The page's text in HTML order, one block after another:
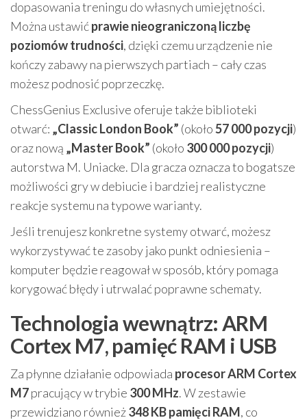
dopasowania treningu do własnych umiejętności.
Można ustawićprawie nieograniczoną liczbę
poziomów trudności, dzięki czemu urządzenie nie
kończy zabawy na pierwszych partiach – cały czas
możesz podnosić poprzeczkę.
ChessGenius Exclusive oferuje także biblioteki
otwarć: „Classic London Book” (około57 000 pozycji)
oraz nową „Master Book” (około 300 000 pozycji)
autorstwa M. Uniacke. Dla gracza oznacza to bogatsze
możliwości gry w debiucie i bardziej realistyczne
reakcje systemu na typowe warianty.
Jeśli trenujesz konkretne systemy otwarć, możesz
wykorzystywać te zasoby jako punkt odniesienia –
komputer będzie reagował w sposób, który pomaga
korygować błędy i utrwalać poprawne schematy.
Technologia wewnątrz: ARM
Cortex M7, pamięć RAM i USB
Za płynne działanie odpowiada procesor ARM Cortex
M7pracujący w trybie 300 MHz. W zestawie
przewidziano również348 KB pamięci RAM, co